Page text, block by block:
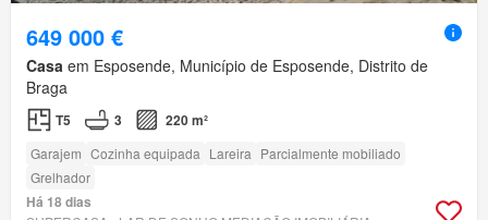
649 000 €
Casa em Esposende, Município de Esposende, Distrito de
Braga
T5 3 220 m²
Garajem Cozinha equipada Lareira Parcialmente mobiliado
Grelhador
Há 18 dias